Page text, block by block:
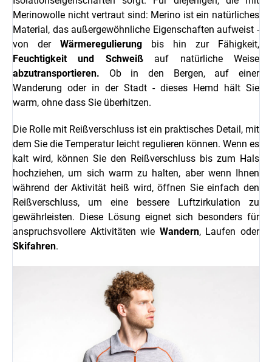
Merinowolle nicht vertraut sind: Merino ist ein natürliches
Material, das außergewöhnliche Eigenschaften aufweist -
von der Wärmeregulierung bis hin zur Fähigkeit,
Feuchtigkeit und Schweißauf natürliche Weise
abzutransportieren. Ob in den Bergen, auf einer
Wanderung oder in der Stadt - dieses Hemd hält Sie
warm, ohne dass Sie überhitzen.
Die Rolle mit Reißverschluss ist ein praktisches Detail, mit
dem Sie die Temperatur leicht regulieren können. Wenn es
kalt wird, können Sie den Reißverschluss bis zum Hals
hochziehen, um sich warm zu halten, aber wenn Ihnen
während der Aktivität heiß wird, öffnen Sie einfach den
Reißverschluss, um eine bessere Luftzirkulation zu
gewährleisten. Diese Lösung eignet sich besonders für
anspruchsvollere Aktivitäten wie Wandern, Laufen oder
Skifahren.